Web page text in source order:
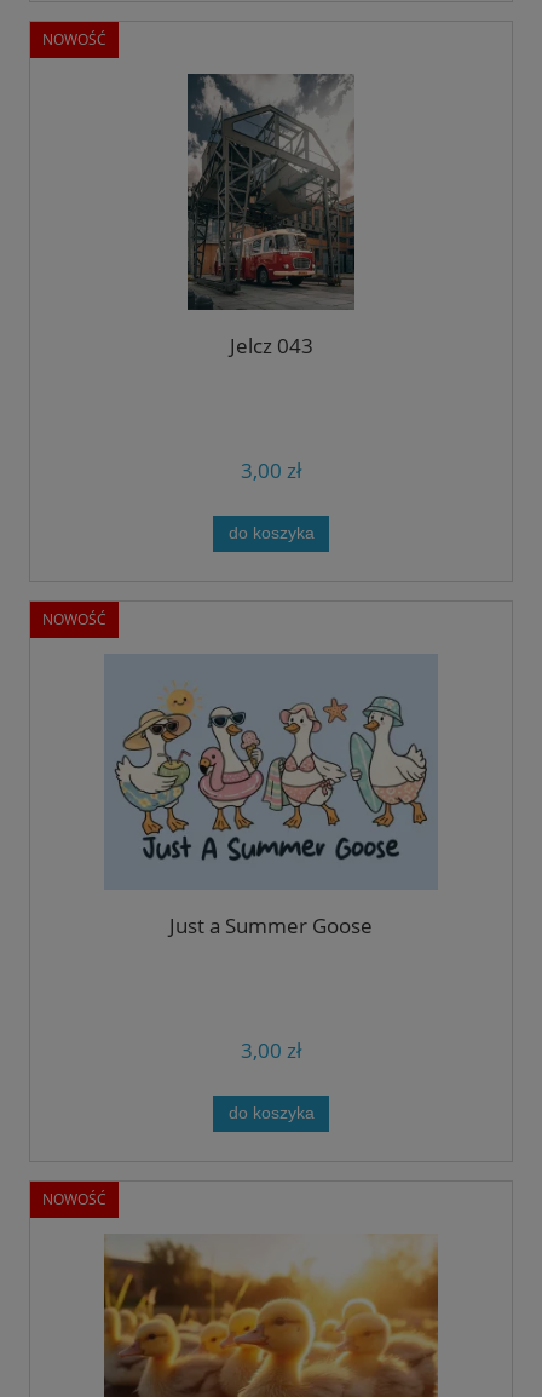
Jelcz 043
3,00 zł
do koszyka
NOWOŚĆ
Just a Summer Goose
3,00 zł
do koszyka
NOWOŚĆ
NOWOŚĆ